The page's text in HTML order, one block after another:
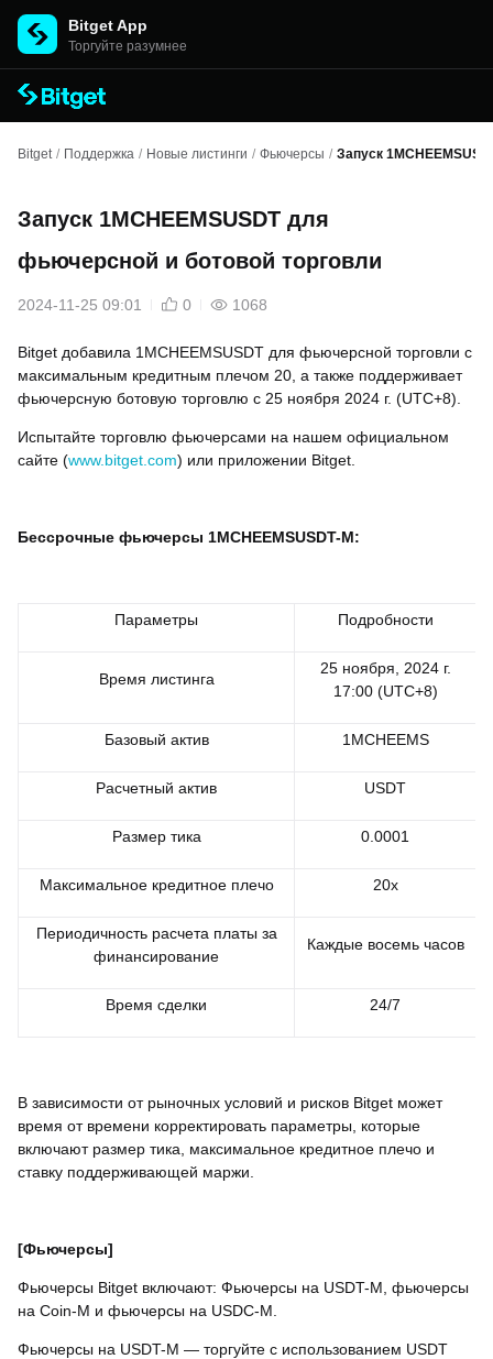
Bitget App
Торгуйте разумнее
Bitget / Поддержка / Новые листинги / Фьючерсы / Запуск
Запуск 1MCHEEMSUSDT для
фьючерсной и ботовой торговли
2024-11-25 09:01 0 1068
Bitget добавила 1MCHEEMSUSDT для фьючерсной торговли с
максимальным кредитным плечом 20, а также поддерживает
фьючерсную ботовую торговлю с 25 ноября 2024 г. (UTC+8).
Испытайте торговлю фьючерсами на нашем официальном
сайте (www.bitget.com) или приложении Bitget.
Бессрочные фьючерсы 1MCHEEMSUSDT-M:
Параметры Подробности
Время листинга
25 ноября, 2024 г.
17:00 (UTC+8)
Базовый актив 1MCHEEMS
Расчетный актив USDT
Размер тика 0.0001
Максимальное кредитное плечо 20x
Периодичность расчета платы за
финансирование
Каждые восемь часов
Время сделки 24/7
В зависимости от рыночных условий и рисков Bitget может
время от времени корректировать параметры, которые
включают размер тика, максимальное кредитное плечо и
ставку поддерживающей маржи.
[Фьючерсы]
Фьючерсы Bitget включают: Фьючерсы на USDT-М, фьючерсы
на Coin-M и фьючерсы на USDC-М.
Фьючерсы на USDT-M — торгуйте с использованием USDT